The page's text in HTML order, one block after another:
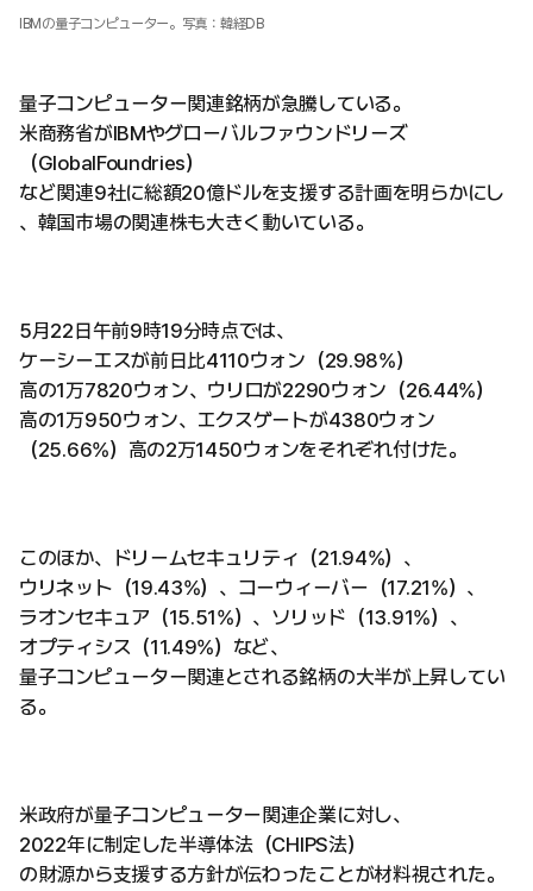
IBMの量子コンピューター。写真：韓経DB
量子コンピューター関連銘柄が急騰している。
米商務省がIBMやグローバルファウンドリーズ
（GlobalFoundries）
など関連9社に総額20億ドルを支援する計画を明らかにし
、韓国市場の関連株も大きく動いている。
5月22日午前9時19分時点では、
ケーシーエスが前日比4110ウォン（29.98%）
高の1万7820ウォン、ウリロが2290ウォン（26.44%）
高の1万950ウォン、エクスゲートが4380ウォン
（25.66%）高の2万1450ウォンをそれぞれ付けた。
このほか、ドリームセキュリティ（21.94%）、
ウリネット（19.43%）、コーウィーバー（17.21%）、
ラオンセキュア（15.51%）、ソリッド（13.91%）、
オプティシス（11.49%）など、
量子コンピューター関連とされる銘柄の大半が上昇してい
る。
米政府が量子コンピューター関連企業に対し、
2022年に制定した半導体法（CHIPS法）
の財源から支援する方針が伝わったことが材料視された。